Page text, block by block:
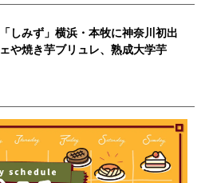
しみず」横浜・本牧に神奈川初出
や焼き芋ブリュレ、熟成大学芋